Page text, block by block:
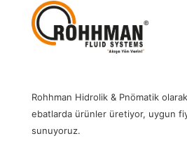
Rohhman Hidrolik & Pnömatik
ebatlarda ürünler üretiyor, uygun
sunuyoruz.